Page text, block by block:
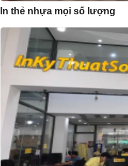
In thẻ nhựa mọi số lượng